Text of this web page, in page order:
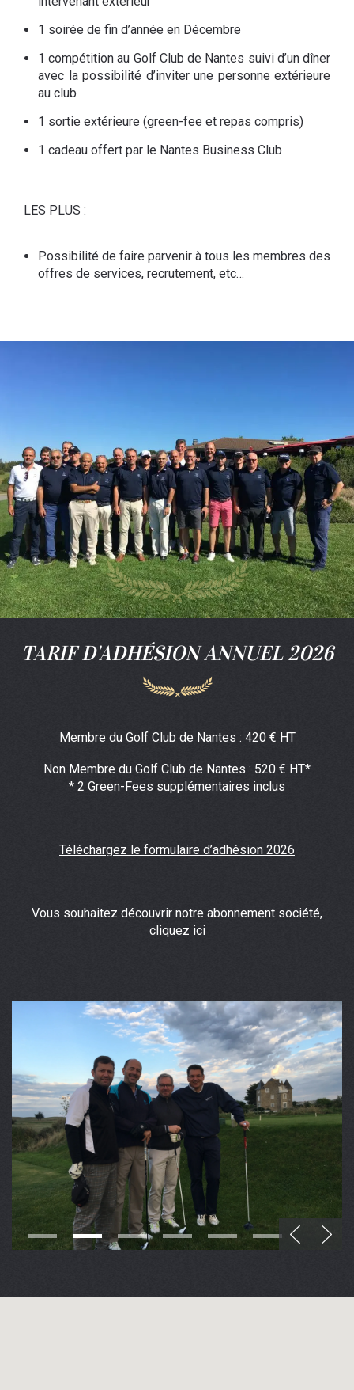
1 soirée de fin d’année en Décembre
1 compétition au Golf Club de Nantes suivi d’un dîner
avec la possibilité d’inviter une personne extérieure
au club
1 sortie extérieure (green-fee et repas compris)
1 cadeau offert par le Nantes Business Club
LES PLUS :
Possibilité de faire parvenir à tous les membres des
offres de services, recrutement, etc…
TARIF D'ADHÉSION ANNUEL 2026
Membre du Golf Club de Nantes : 420 € HT
Non Membre du Golf Club de Nantes : 520 € HT*
* 2 Green-Fees supplémentaires inclus
Téléchargez le formulaire d’adhésion 2026
Vous souhaitez découvrir notre abonnement société,
cliquez ici